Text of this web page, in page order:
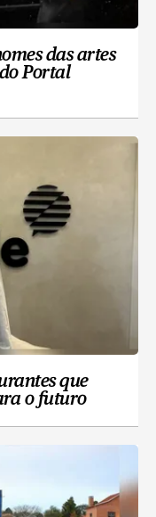
das artes
Portal
que
o futuro